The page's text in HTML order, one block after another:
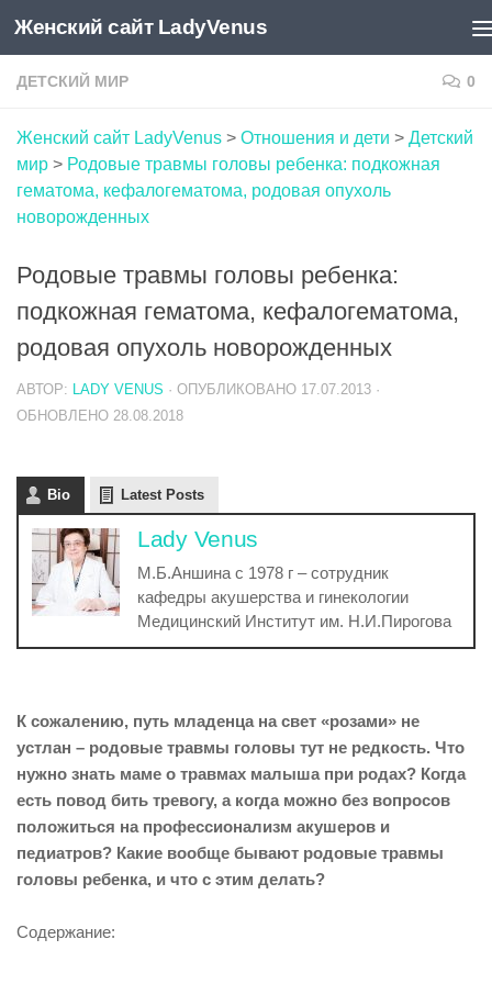
Skip to content
Женский сайт LadyVenus
ДЕТСКИЙ МИР 0
Женский сайт LadyVenus > Отношения и дети > Детский
мир > Родовые травмы головы ребенка: подкожная
гематома, кефалогематома, родовая опухоль
новорожденных
Родовые травмы головы ребенка:
подкожная гематома, кефалогематома,
родовая опухоль новорожденных
АВТОР: LADY VENUS · ОПУБЛИКОВАНО 17.07.2013 ·
ОБНОВЛЕНО 28.08.2018
Bio Latest Posts
Lady Venus
М.Б.Аншина с 1978 г – сотрудник
кафедры акушерства и гинекологии
Медицинский Институт им. Н.И.Пирогова
К сожалению, путь младенца на свет «розами» не
устлан – родовые травмы головы тут не редкость. Что
нужно знать маме о травмах малыша при родах? Когда
есть повод бить тревогу, а когда можно без вопросов
положиться на профессионализм акушеров и
педиатров? Какие вообще бывают родовые травмы
головы ребенка, и что с этим делать?
Содержание: